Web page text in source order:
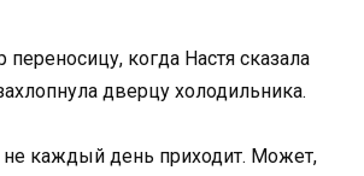
переносицу, когда Настя сказала
дверцу холодильника.
каждый день приходит. Может,